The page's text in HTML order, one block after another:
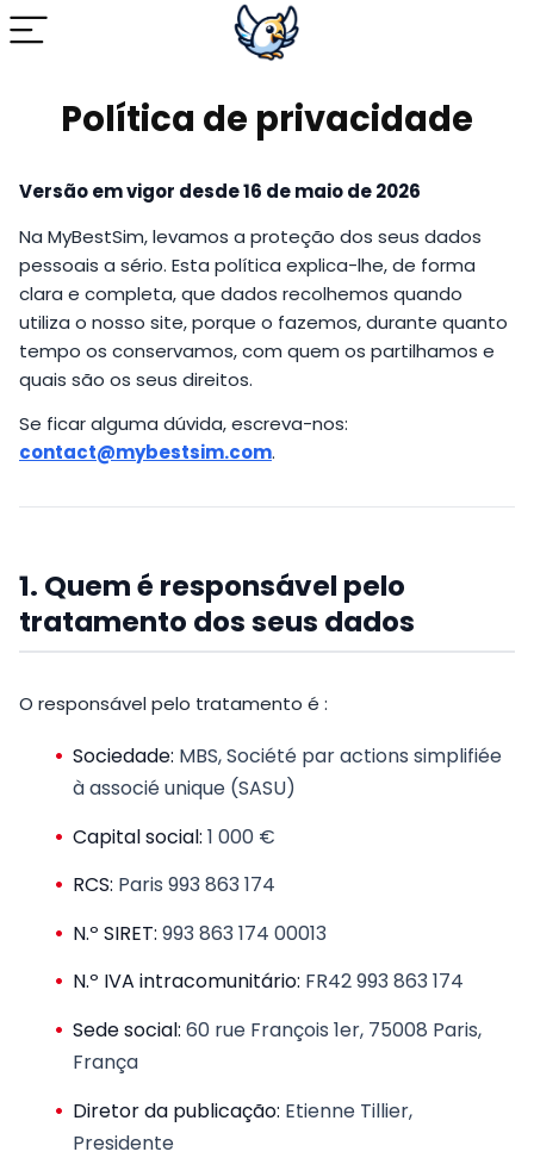
Política de privacidade
Versão em vigor desde 16 de maio de 2026
Na MyBestSim, levamos a proteção dos seus dados
pessoais a sério. Esta política explica-lhe, de forma
clara e completa, que dados recolhemos quando
utiliza o nosso site, porque o fazemos, durante quanto
tempo os conservamos, com quem os partilhamos e
quais são os seus direitos.
Se ficar alguma dúvida, escreva-nos:
contact@mybestsim.com.
1. Quem é responsável pelo
tratamento dos seus dados
O responsável pelo tratamento é :
Sociedade: MBS, Société par actions simplifiée
à associé unique (SASU)
Capital social: 1 000 €
RCS: Paris 993 863 174
N.º SIRET: 993 863 174 00013
N.º IVA intracomunitário: FR42 993 863 174
Sede social: 60 rue François 1er, 75008 Paris,
França
Diretor da publicação: Etienne Tillier,
Presidente